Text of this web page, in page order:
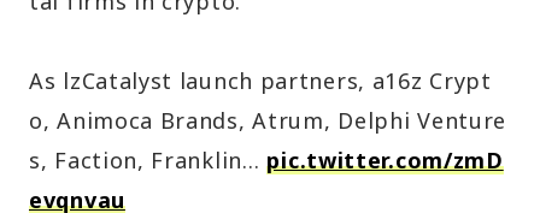
As lzCatalyst launch partners, a16z Crypt
o, Animoca Brands, Atrum, Delphi Venture
s, Faction, Franklin…pic.twitter.com/zmD
evqnvau